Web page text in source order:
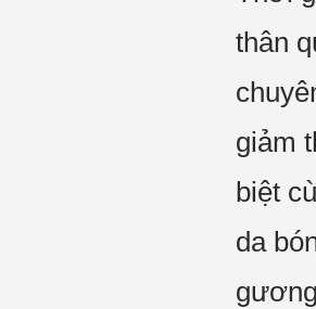
thân
giảm
biệt
da